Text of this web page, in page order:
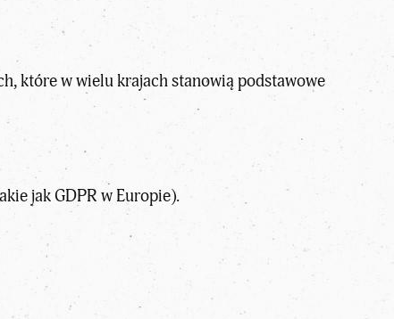
które w wielu krajach stanowią podstawowe
jak GDPR w Europie).